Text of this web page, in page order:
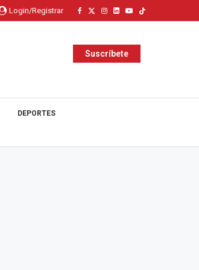
Login/Registrar
Suscríbete
DEPORTES